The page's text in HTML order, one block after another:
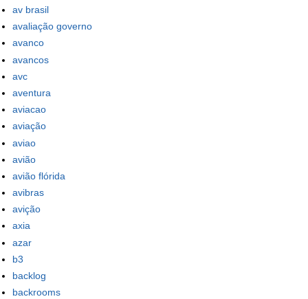
av brasil
avaliação governo
avanco
avancos
avc
aventura
aviacao
aviação
aviao
avião
avião flórida
avibras
avição
axia
azar
b3
backlog
backrooms